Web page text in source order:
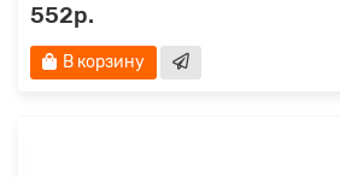
552р.
В корзину